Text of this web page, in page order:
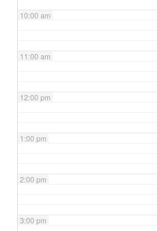
10:00 am
11:00 am
12:00 pm
1:00 pm
2:00 pm
3:00 pm